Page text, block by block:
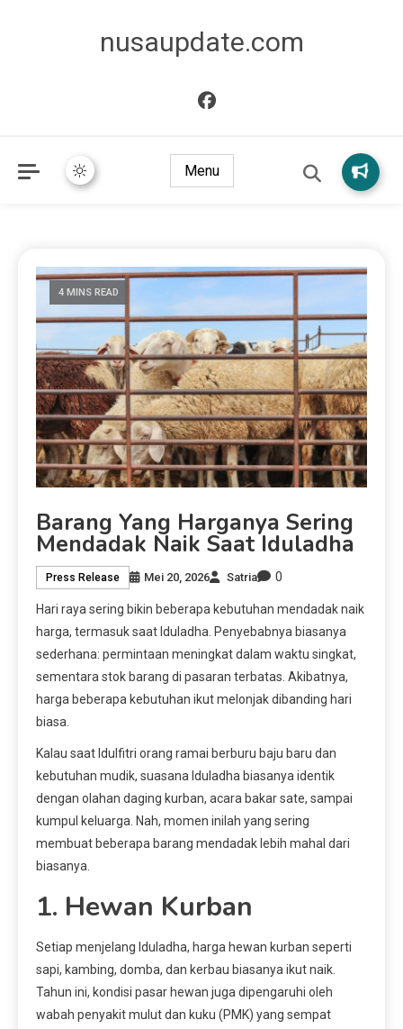
nusaupdate.com
Menu
4 MINS READ
Barang Yang Harganya Sering
Mendadak Naik Saat Iduladha
Press Release Mei 20, 2026 Satria 0
Hari raya sering bikin beberapa kebutuhan mendadak naik
harga, termasuk saat Iduladha. Penyebabnya biasanya
sederhana: permintaan meningkat dalam waktu singkat,
sementara stok barang di pasaran terbatas. Akibatnya,
harga beberapa kebutuhan ikut melonjak dibanding hari
biasa.
Kalau saat Idulfitri orang ramai berburu baju baru dan
kebutuhan mudik, suasana Iduladha biasanya identik
dengan olahan daging kurban, acara bakar sate, sampai
kumpul keluarga. Nah, momen inilah yang sering
membuat beberapa barang mendadak lebih mahal dari
biasanya.
1. Hewan Kurban
Setiap menjelang Iduladha, harga hewan kurban seperti
sapi, kambing, domba, dan kerbau biasanya ikut naik.
Tahun ini, kondisi pasar hewan juga dipengaruhi oleh
wabah penyakit mulut dan kuku (PMK) yang sempat